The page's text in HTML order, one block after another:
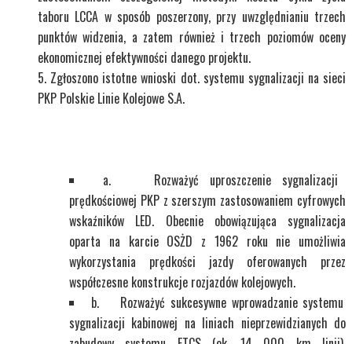
taboru LCCA w sposób poszerzony, przy uwzględnianiu trzech
punktów widzenia, a zatem również i trzech poziomów oceny
ekonomicznej efektywności danego projektu.
Zgłoszono istotne wnioski dot. systemu sygnalizacji na sieci
PKP Polskie Linie Kolejowe S.A.
a. Rozważyć uproszczenie sygnalizacji
prędkościowej PKP z szerszym zastosowaniem cyfrowych
wskaźników LED. Obecnie obowiązująca sygnalizacja
oparta na karcie OSŻD z 1962 roku nie umożliwia
wykorzystania prędkości jazdy oferowanych przez
współczesne konstrukcje rozjazdów kolejowych.
b. Rozważyć sukcesywne wprowadzanie systemu
sygnalizacji kabinowej na liniach nieprzewidzianych do